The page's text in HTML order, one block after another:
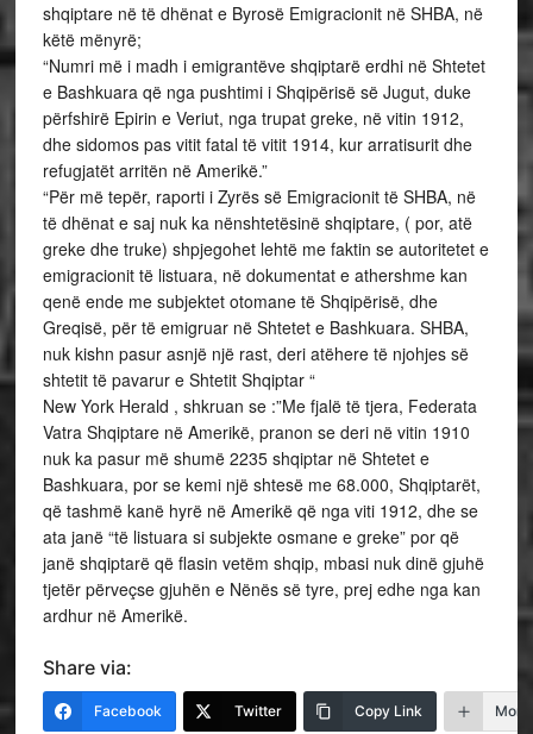
shqiptare në të dhënat e Byrosë Emigracionit në SHBA, në
këtë mënyrë;
“Numri më i madh i emigrantëve shqiptarë erdhi në Shtetet
e Bashkuara që nga pushtimi i Shqipërisë së Jugut, duke
përfshirë Epirin e Veriut, nga trupat greke, në vitin 1912,
dhe sidomos pas vitit fatal të vitit 1914, kur arratisurit dhe
refugjatët arritën në Amerikë.”
“Për më tepër, raporti i Zyrës së Emigracionit të SHBA, në
të dhënat e saj nuk ka nënshtetësinë shqiptare, ( por, atë
greke dhe truke) shpjegohet lehtë me faktin se autoritetet e
emigracionit të listuara, në dokumentat e athershme kan
qenë ende me subjektet otomane të Shqipërisë, dhe
Greqisë, për të emigruar në Shtetet e Bashkuara. SHBA,
nuk kishn pasur asnjë një rast, deri atëhere të njohjes së
shtetit të pavarur e Shtetit Shqiptar “
New York Herald , shkruan se :”Me fjalë të tjera, Federata
Vatra Shqiptare në Amerikë, pranon se deri në vitin 1910
nuk ka pasur më shumë 2235 shqiptar në Shtetet e
Bashkuara, por se kemi një shtesë me 68.000, Shqiptarët,
që tashmë kanë hyrë në Amerikë që nga viti 1912, dhe se
ata janë “të listuara si subjekte osmane e greke” por që
janë shqiptarë që flasin vetëm shqip, mbasi nuk dinë gjuhë
tjetër përveçse gjuhën e Nënës së tyre, prej edhe nga kan
ardhur në Amerikë.
Share via:
Facebook Twitter Copy Link More